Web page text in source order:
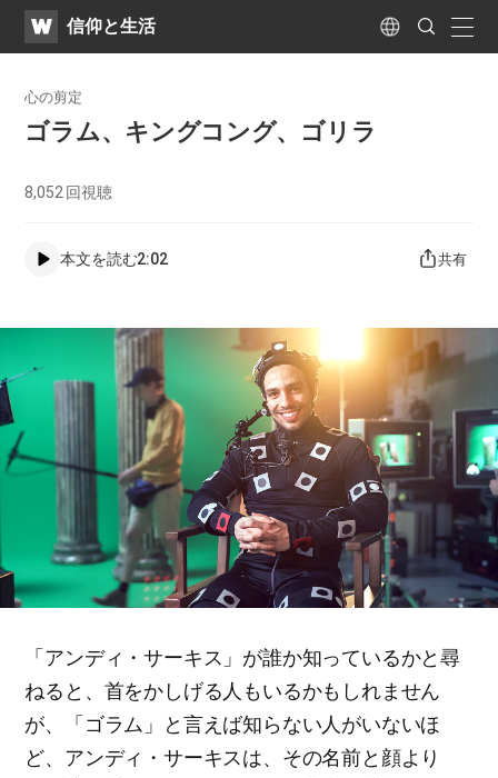
WATV​信仰と生活 Language
Search
Submit
心の剪定
ゴラム、キングコング、ゴリラ
8,052 回視聴
本文を読む2:02 共有
「アンディ・サーキス」が誰か知っているかと尋
ねると、首をかしげる人もいるかもしれません
が、「ゴラム」と言えば知らない人がいないほ
ど、アンディ・サーキスは、その名前と顔より